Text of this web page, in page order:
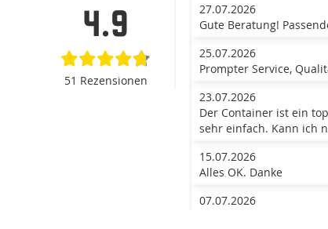
4.9
51 Rezensionen
27.07.2026
Gute Beratung!
25.07.2026
Prompter Service,
23.07.2026
Der Container ist ein
sehr einfach. Kann ich
15.07.2026
Alles OK. Danke
07.07.2026